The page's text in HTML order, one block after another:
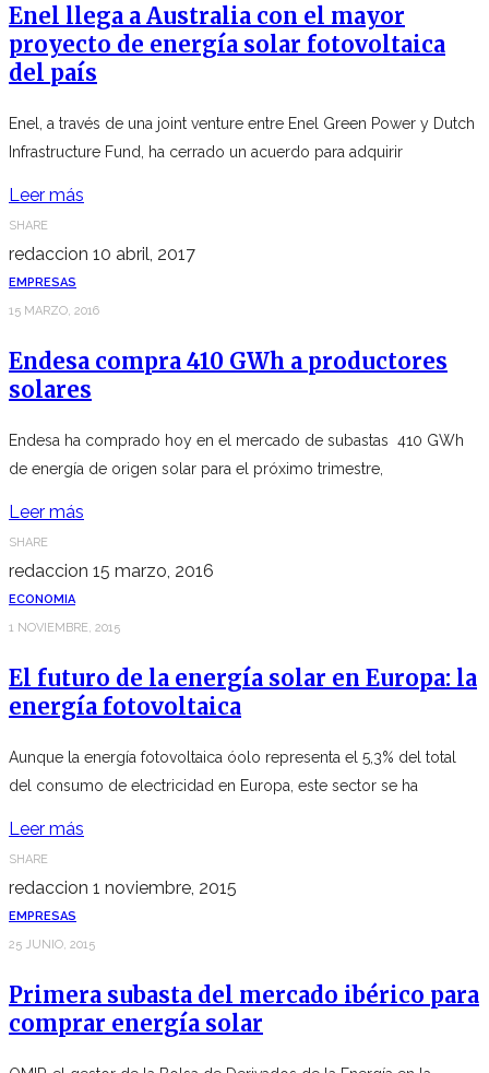
Enel llega a Australia con el mayor
proyecto de energía solar fotovoltaica
del país
Enel, a través de una joint venture entre Enel Green Power y Dutch
Infrastructure Fund, ha cerrado un acuerdo para adquirir
Leer más
SHARE
redaccion 10 abril, 2017
EMPRESAS
15 MARZO, 2016
Endesa compra 410 GWh a productores
solares
Endesa ha comprado hoy en el mercado de subastas 410 GWh
de energía de origen solar para el próximo trimestre,
Leer más
SHARE
redaccion 15 marzo, 2016
ECONOMIA
1 NOVIEMBRE, 2015
El futuro de la energía solar en Europa: la
energía fotovoltaica
Aunque la energía fotovoltaica óolo representa el 5,3% del total
del consumo de electricidad en Europa, este sector se ha
Leer más
SHARE
redaccion 1 noviembre, 2015
EMPRESAS
25 JUNIO, 2015
Primera subasta del mercado ibérico para
comprar energía solar